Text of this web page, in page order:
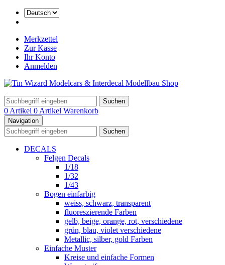
Merkzettel
Zur Kasse
Ihr Konto
Anmelden
Suchen
0 Artikel 0 Artikel Warenkorb
Navigation
Suchen
DECALS
Felgen Decals
1/18
1/32
1/43
Bogen einfarbig
weiss, schwarz, transparent
fluoreszierende Farben
gelb, beige, orange, rot, verschiedene
grün, blau, violet verschiedene
Metallic, silber, gold Farben
Einfache Muster
Kreise und einfache Formen